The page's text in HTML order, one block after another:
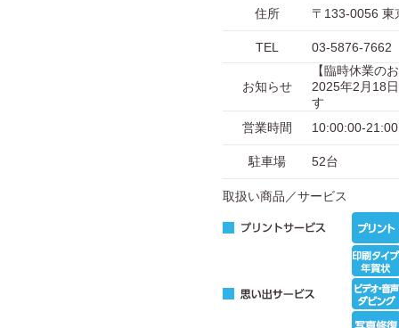
住所 〒133-0056 東
TEL 03-5876-7662
お知らせ
【臨時休業の
2025年2月18
す
営業時間
10:00:00-
駐車場 52台
取扱い商品／サービス